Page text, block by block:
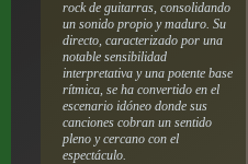
rock de guitarras, consolidando
un sonido propio y maduro. Su
directo, caracterizado por una
notable sensibilidad
interpretativa y una potente base
rítmica, se ha convertido en el
escenario idóneo donde sus
canciones cobran un sentido
pleno y cercano con el
espectáculo.